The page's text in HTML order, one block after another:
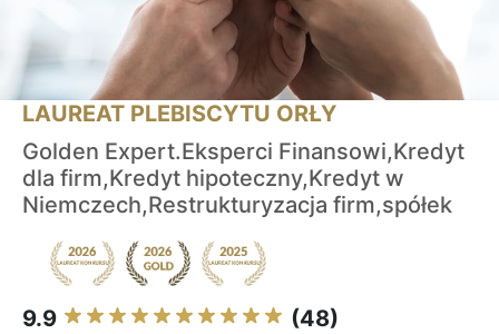
LAUREAT PLEBISCYTU ORŁY
Golden Expert.Eksperci Finansowi,Kredyt
dla firm,Kredyt hipoteczny,Kredyt w
Niemczech,Restrukturyzacja firm,spółek
9.9 (48)